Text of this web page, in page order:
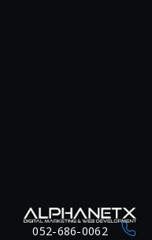
052-686-0062